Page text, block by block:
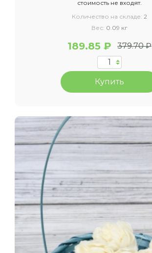
стоимость не входят.
Количество на складе: 2
Вес: 0.09 кг
189.85 ₽ 379.70 ₽
Купить